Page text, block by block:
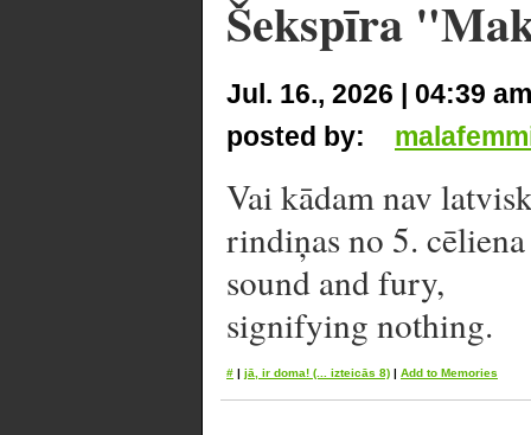
Šekspīra
Jul. 16., 2026 | 04:39 am
posted by:
Vai kādam nav
rindiņas no 5.
sound and fury,
signifying nothing.
# | jā, ir doma! (... izteicās 8) | Add to Memories